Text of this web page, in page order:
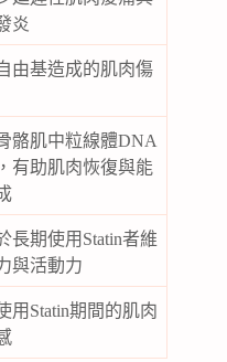
炎
由基造成的肌肉傷
骼肌中粒線體DNA
有助肌肉恢復與能
長期使用Statin者維
與活動力
用Statin期間的肌肉